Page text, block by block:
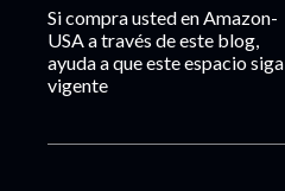
Si compra usted en Amazon-
USA a través de este blog,
ayuda a que este espacio siga
vigente